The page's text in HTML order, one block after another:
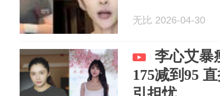
无比 2026-04-30
李心艾暴
175减到95